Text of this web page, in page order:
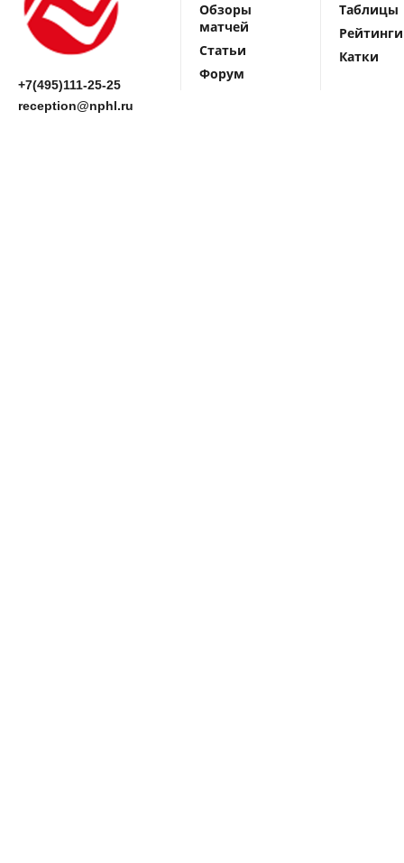
+7(495)111-25-25
reception@nphl.ru
Обзоры
матчей
Статьи
Форум
Таблицы
Рейтинги
Катки